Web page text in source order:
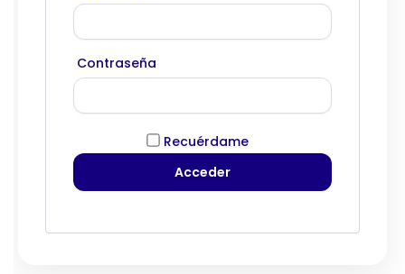
Contraseña
Recuérdame